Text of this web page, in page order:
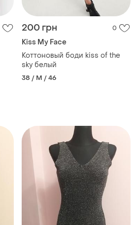
200 грн 0
Kiss My Face
Коттоновый боди kiss of the
sky белый
38 / M / 46